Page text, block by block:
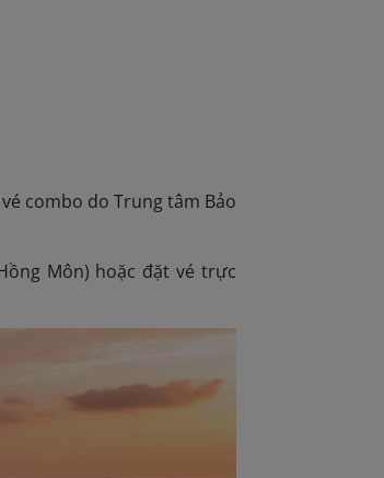
combo do Trung tâm Bảo
Môn) hoặc đặt vé trực